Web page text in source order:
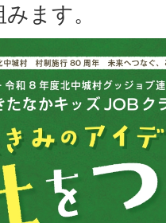
ます。